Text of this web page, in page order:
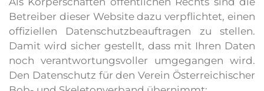
Betreiber dieser Website dazu verpflichtet, einen
offiziellen Datenschutzbeauftragen zu stellen.
Damit wird sicher gestellt, dass mit Ihren Daten
noch verantwortungsvoller umgegangen wird.
Den Datenschutz für den Verein Österreichischer